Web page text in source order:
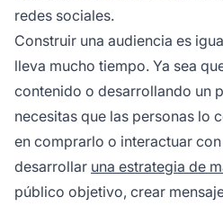
redes sociales.
Construir una audiencia es
lleva mucho tiempo. Ya sea
contenido o desarrollando un
necesitas que las personas lo
en comprarlo o interactuar
desarrollar una estrategia de
público objetivo, crear